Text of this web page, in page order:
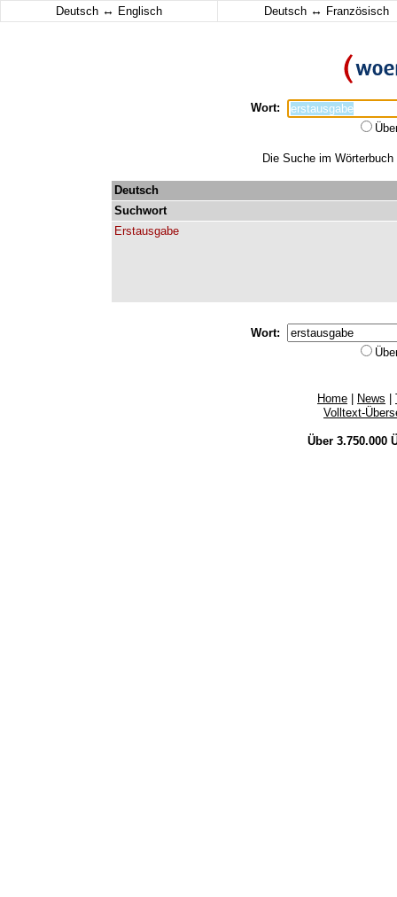
Deutsch ↔ Englisch Deutsch ↔ Französisch
Wort:
Die Suche im
Deutsch
Suchwort
Erstausgabe
Wort:
Home News
Volltext-
Über 3.750.000